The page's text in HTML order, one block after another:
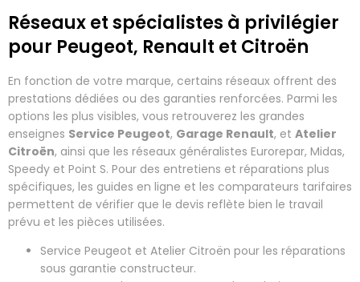
Réseaux et spécialistes à privilégier
pour Peugeot, Renault et Citroën
En fonction de votre marque, certains réseaux offrent des
prestations dédiées ou des garanties renforcées. Parmi les
options les plus visibles, vous retrouverez les grandes
enseignes Service Peugeot, Garage Renault, et Atelier
Citroën, ainsi que les réseaux généralistes Eurorepar, Midas,
Speedy et Point S. Pour des entretiens et réparations plus
spécifiques, les guides en ligne et les comparateurs tarifaires
permettent de vérifier que le devis reflète bien le travail
prévu et les pièces utilisées.
Service Peugeot et Atelier Citroën pour les réparations
sous garantie constructeur.